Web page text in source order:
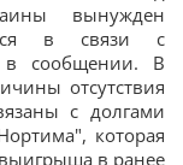
вынужден
в связи с
в сообщении. В
отсутствия
с долгами
которая
выигрыша в ранее